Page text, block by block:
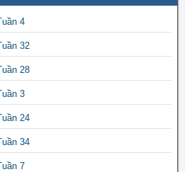
4
32
28
3
24
34
7